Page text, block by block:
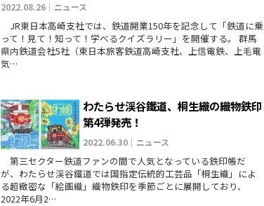
2022.08.26｜ニュース
JR東日本高崎支社では、鉄道開業150年を記念して「鉄道に乗
って！見て！知って！学べるクイズラリー」を開催する。 群馬
県内鉄道会社5社（東日本旅客鉄道高崎支社、上信電鉄、上毛電
気…
わたらせ渓谷鐵道、桐生織の織物鉄印
第4弾発売！
2022.06.30｜ニュース
第三セクター鉄道ファンの間で人気となっている鉄印帳だ
が、わたらせ渓谷鐵道では国指定伝統的工芸品「桐生織」によ
る超緻密な「絵画織」織物鉄印を季節ごとに展開しており、
2022年6月2…